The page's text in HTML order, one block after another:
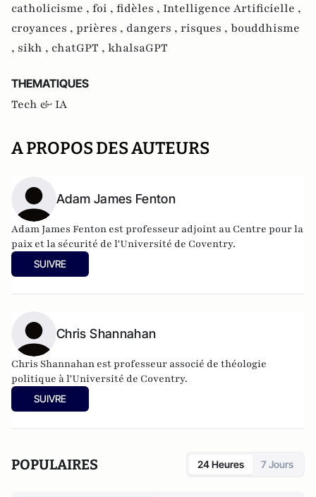
catholicisme , foi , fidèles , Intelligence Artificielle ,
croyances , prières , dangers , risques , bouddhisme
, sikh , chatGPT , khalsaGPT
THEMATIQUES
Tech & IA
A PROPOS DES AUTEURS
Adam James Fenton
Adam James Fenton est professeur adjoint au Centre pour la
paix et la sécurité de l'Université de Coventry.
SUIVRE
Chris Shannahan
Chris Shannahan est professeur associé de théologie
politique à l'Université de Coventry.
SUIVRE
POPULAIRES 24 Heures 7 Jours